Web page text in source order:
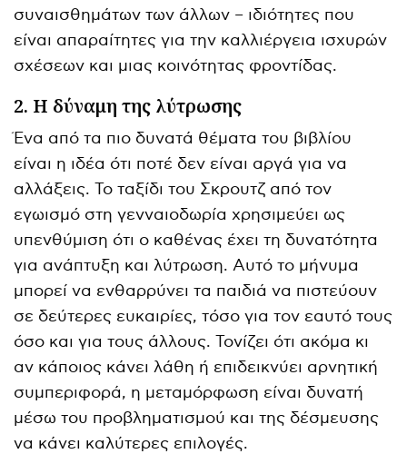
συναισθημάτων των άλλων – ιδιότητες που
είναι απαραίτητες για την καλλιέργεια ισχυρών
σχέσεων και μιας κοινότητας φροντίδας.
2. Η δύναμη της λύτρωσης
Ένα από τα πιο δυνατά θέματα του βιβλίου
είναι η ιδέα ότι ποτέ δεν είναι αργά για να
αλλάξεις. Το ταξίδι του Σκρουτζ από τον
εγωισμό στη γενναιοδωρία χρησιμεύει ως
υπενθύμιση ότι ο καθένας έχει τη δυνατότητα
για ανάπτυξη και λύτρωση. Αυτό το μήνυμα
μπορεί να ενθαρρύνει τα παιδιά να πιστεύουν
σε δεύτερες ευκαιρίες, τόσο για τον εαυτό τους
όσο και για τους άλλους. Τονίζει ότι ακόμα κι
αν κάποιος κάνει λάθη ή επιδεικνύει αρνητική
συμπεριφορά, η μεταμόρφωση είναι δυνατή
μέσω του προβληματισμού και της δέσμευσης
να κάνει καλύτερες επιλογές.